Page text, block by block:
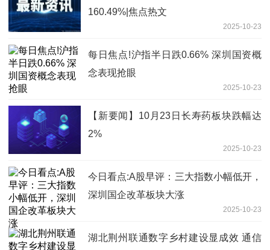
160.49%|焦点热文
2025-10-23
每日焦点!沪指半日跌0.66% 深圳国资概
念表现抢眼
2025-10-23
【新要闻】10月23日长寿药板块跌幅达
2%
2025-10-23
今日看点:A股早评：三大指数小幅低开，
深圳国企改革板块大涨
2025-10-23
湖北荆州联通数字乡村建设显成效 通信